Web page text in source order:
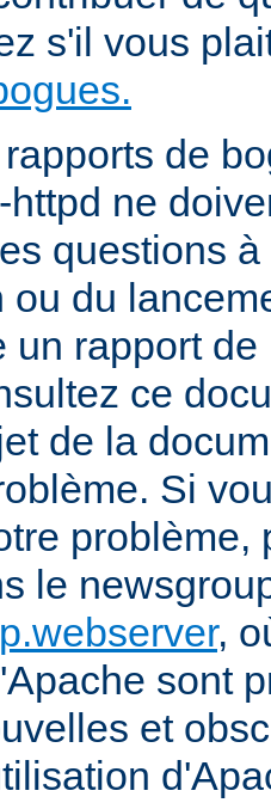
s'il vous
de
ne
questions
ou du
un rapport
ce
de la
Si
problème,
le
,
sont
et